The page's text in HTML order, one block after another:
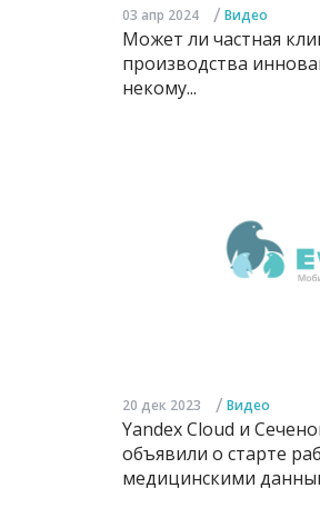
03 апр 2024 / Видео
Может ли частная
производства
некому...
20 дек 2023 / Видео
Yandex Cloud и
объявили о старте
медицинскими